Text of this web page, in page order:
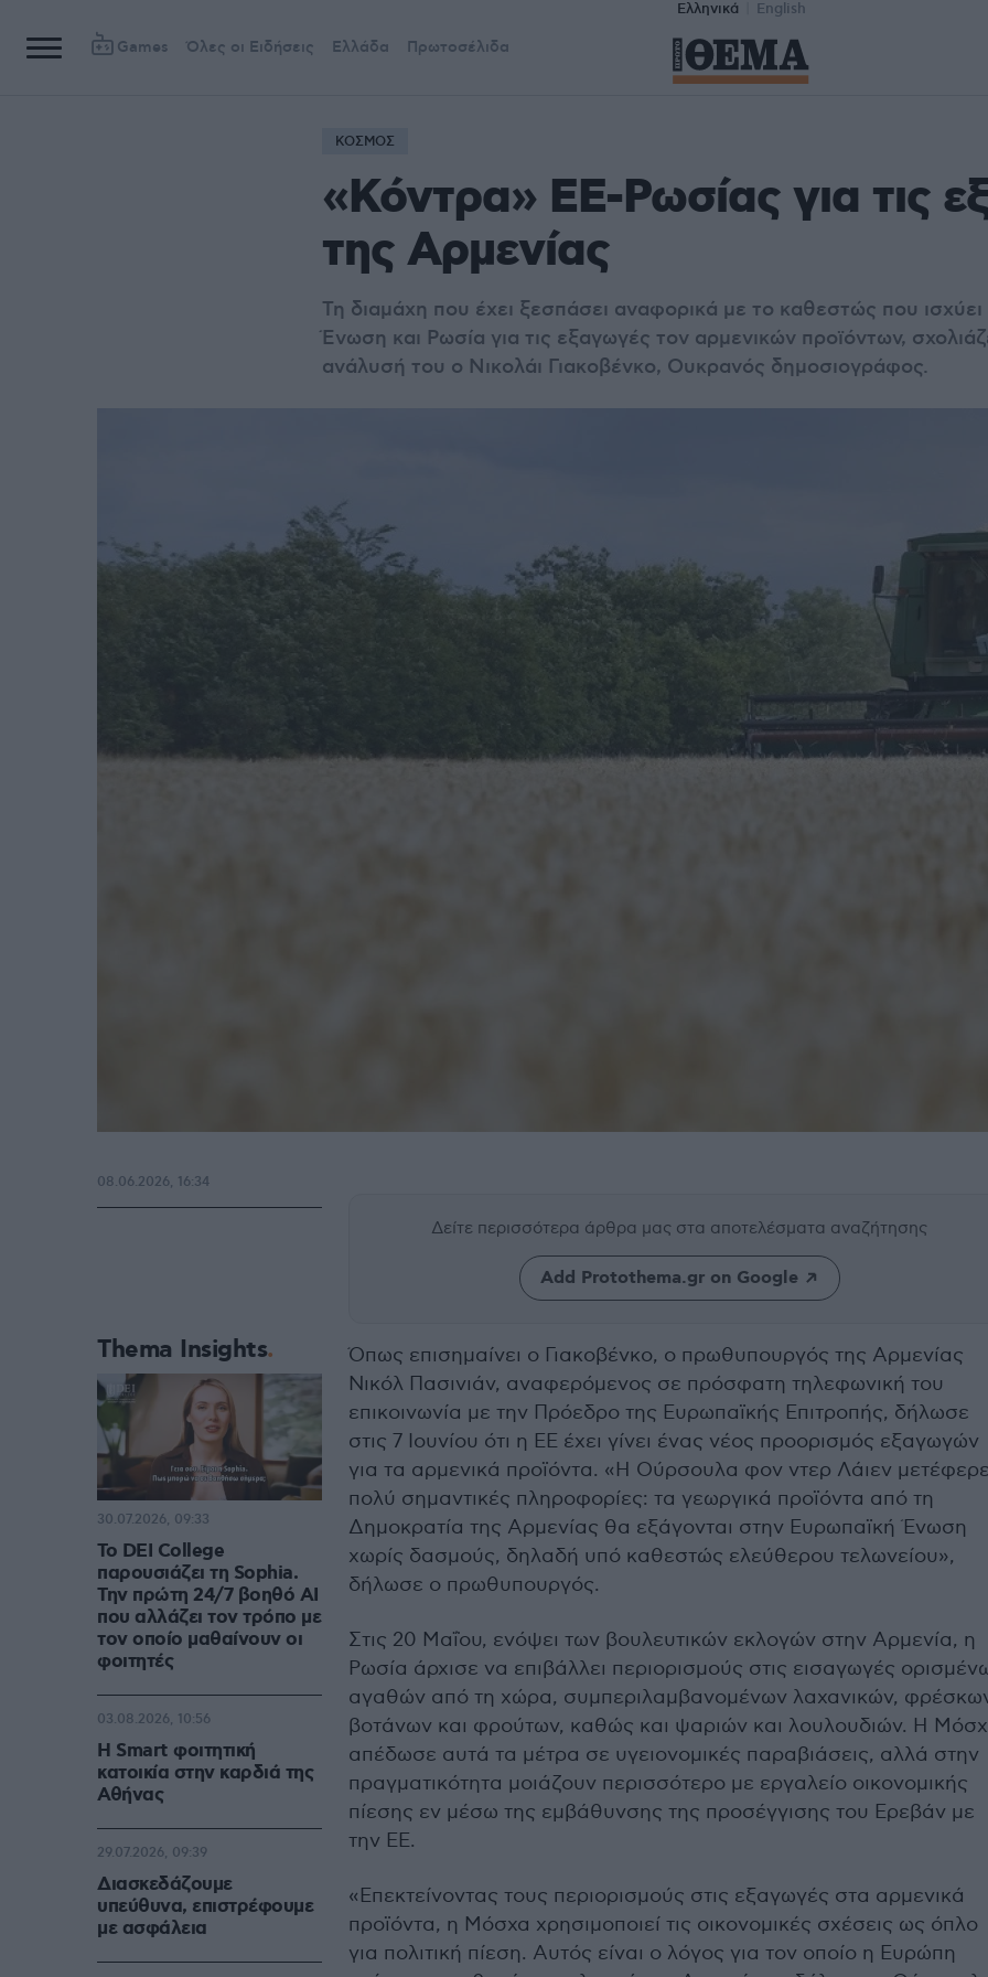
Ελληνικά English
Games Όλες οι Ειδήσεις Ελλάδα Πρωτοσέλιδα
ΚΟΣΜΟΣ
«Κόντρα» ΕΕ-Ρωσίας για τις
της Αρμενίας
Τη διαμάχη που έχει ξεσπάσει αναφορικά με το καθεστώς που
Ένωση και Ρωσία για τις εξαγωγές τον αρμενικών προϊόντων,
ανάλυσή του ο Νικολάι Γιακοβένκο, Ουκρανός δημοσιογράφος.
Δείτε περισσότερα άρθρα μας στα αποτελέσματα αναζήτησης
Add Protothema.gr on Google
Όπως επισημαίνει ο Γιακοβένκο, ο πρωθυπουργός της Αρμενίας
Νικόλ Πασινιάν, αναφερόμενος σε πρόσφατη τηλεφωνική του
επικοινωνία με την Πρόεδρο της Ευρωπαϊκής Επιτροπής, δήλωσε
στις 7 Ιουνίου ότι η ΕΕ έχει γίνει ένας νέος προορισμός εξαγωγών
για τα αρμενικά προϊόντα. «Η Ούρσουλα φον ντερ Λάιεν
πολύ σημαντικές πληροφορίες: τα γεωργικά προϊόντα από τη
Δημοκρατία της Αρμενίας θα εξάγονται στην Ευρωπαϊκή Ένωση
χωρίς δασμούς, δηλαδή υπό καθεστώς ελεύθερου τελωνείου»,
δήλωσε ο πρωθυπουργός.
Στις 20 Μαΐου, ενόψει των βουλευτικών εκλογών στην Αρμενία, η
Ρωσία άρχισε να επιβάλλει περιορισμούς στις εισαγωγές
αγαθών από τη χώρα, συμπεριλαμβανομένων λαχανικών,
βοτάνων και φρούτων, καθώς και ψαριών και λουλουδιών. Η
απέδωσε αυτά τα μέτρα σε υγειονομικές παραβιάσεις, αλλά στην
πραγματικότητα μοιάζουν περισσότερο με εργαλείο οικονομικής
πίεσης εν μέσω της εμβάθυνσης της προσέγγισης του Ερεβάν με
την ΕΕ.
«Επεκτείνοντας τους περιορισμούς στις εξαγωγές στα αρμενικά
προϊόντα, η Μόσχα χρησιμοποιεί τις οικονομικές σχέσεις ως όπλο
για πολιτική πίεση. Αυτός είναι ο λόγος για τον οποίο η Ευρώπη
08.06.2026, 16:34
Thema Insights
Το DEI College
παρουσιάζει τη Sophia.
Την πρώτη 24/7 βοηθό AI
που αλλάζει τον τρόπο με
τον οποίο μαθαίνουν οι
φοιτητές
30.07.2026, 09:33
Η Smart φοιτητική
κατοικία στην καρδιά της
Αθήνας
03.08.2026, 10:56
Διασκεδάζουμε
υπεύθυνα, επιστρέφουμε
με ασφάλεια
29.07.2026, 09:39